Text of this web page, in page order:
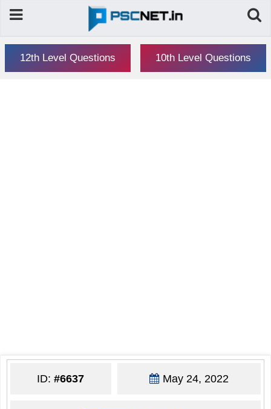
12th Level Questions 10th Level Questions
ID:#6637 May 24, 2022